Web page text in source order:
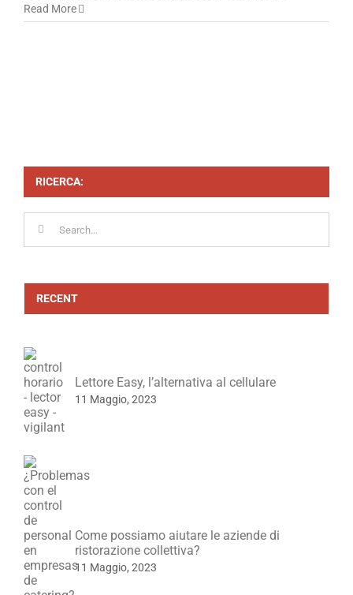
Read More
RICERCA:
RECENT
Lettore Easy, l’alternativa al cellulare
11 Maggio, 2023
Come possiamo aiutare le aziende di
ristorazione collettiva?
11 Maggio, 2023